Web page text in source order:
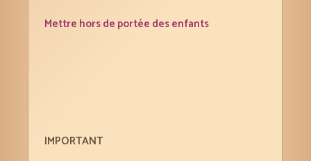
Mettre hors de portée des enfants
IMPORTANT